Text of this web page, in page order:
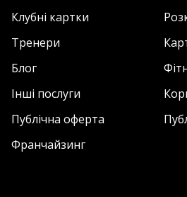
Клубні картки
Тренери
Блог
Інші послуги
Публічна оферта
Франчайзинг